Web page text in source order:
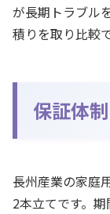
が長期トラブル
積りを取り比較
保証体制
長州産業の家庭
2本立てです。